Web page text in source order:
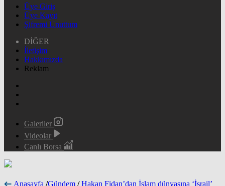
Üye Giriş
Üye Kayıt
Şifremi Unuttum
DİĞER
İletişim
Hakkımızda
Reklam
Galeriler
Videolar
Canlı Borsa
Anasayfa /Gündem / Hakan Fidan’dan İslam dünyasına ‘İsrail’